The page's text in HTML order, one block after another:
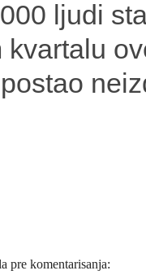
ljudi
kvartalu
pre komentarisanja: